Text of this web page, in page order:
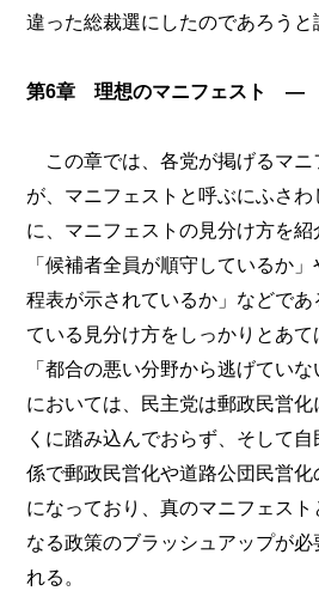
違った総裁選にしたのであろうと
第6章 理想のマニフェスト ―
この章では、各党が掲げるマニ
が、マニフェストと呼ぶにふさ
に、マニフェストの見分け方を紹
「候補者全員が順守しているか
程表が示されているか」などで
ている見分け方をしっかりとあ
「都合の悪い分野から逃げてい
においては、民主党は郵政民営
くに踏み込んでおらず、そして
係で郵政民営化や道路公団民営
になっており、真のマニフェス
なる政策のブラッシュアップが
れる。